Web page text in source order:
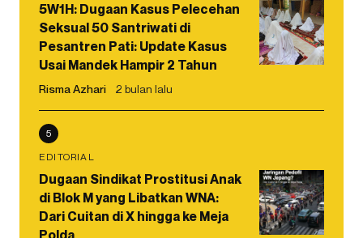
5W1H: Dugaan Kasus Pelecehan
Seksual 50 Santriwati di
Pesantren Pati: Update Kasus
Usai Mandek Hampir 2 Tahun
Risma Azhari 2 bulan lalu
5
EDITORIAL
Dugaan Sindikat Prostitusi Anak
di Blok M yang Libatkan WNA:
Dari Cuitan di X hingga ke Meja
Polda